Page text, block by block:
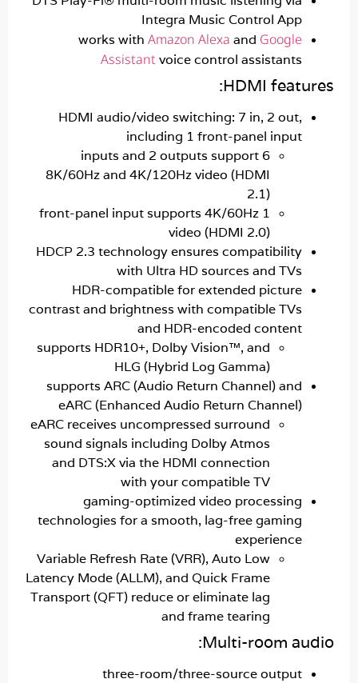
Integra Music Control
works withAmazon Alexaand
Assistantvoice control
HDMI
HDMI audio/video switching: 7 in, 2
including 1 front-panel
6 inputs and 2 outputs support
8K/60Hz and 4K/120Hz video (HDMI
1 front-panel input supports 4K/60Hz
video (HDMI 2.0)
HDCP 2.3 technology ensures
with Ultra HD sources and
HDR-compatible for extended
contrast and brightness with compatible
and HDR-encoded
supports HDR10+, Dolby Vision™, and
HLG (Hybrid Log Gamma)
supports ARC (Audio Return Channel)
eARC (Enhanced Audio Return
eARC receives uncompressed surround
sound signals including Dolby Atmos
and DTS:X via the HDMI connection
with your compatible TV
gaming-optimized video
technologies for a smooth, lag-free
Variable Refresh Rate (VRR), Auto Low
Latency Mode (ALLM), and Quick Frame
Transport (QFT) reduce or eliminate lag
and frame tearing
Multi-room
three-room/three-source